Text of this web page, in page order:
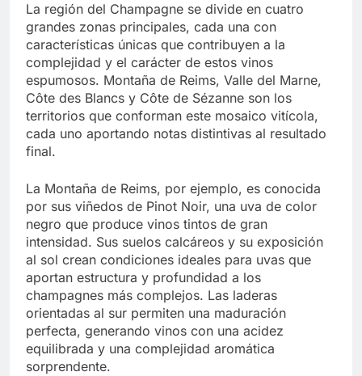
La región del Champagne se divide en cuatro
grandes zonas principales, cada una con
características únicas que contribuyen a la
complejidad y el carácter de estos vinos
espumosos. Montaña de Reims, Valle del Marne,
Côte des Blancs y Côte de Sézanne son los
territorios que conforman este mosaico vitícola,
cada uno aportando notas distintivas al resultado
final.
La Montaña de Reims, por ejemplo, es conocida
por sus viñedos de Pinot Noir, una uva de color
negro que produce vinos tintos de gran
intensidad. Sus suelos calcáreos y su exposición
al sol crean condiciones ideales para uvas que
aportan estructura y profundidad a los
champagnes más complejos. Las laderas
orientadas al sur permiten una maduración
perfecta, generando vinos con una acidez
equilibrada y una complejidad aromática
sorprendente.